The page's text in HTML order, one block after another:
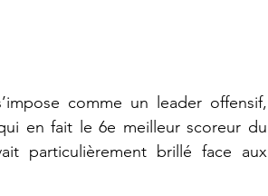
comme un leader offensif,
en fait le 6e meilleur scoreur du
particulièrement brillé face aux